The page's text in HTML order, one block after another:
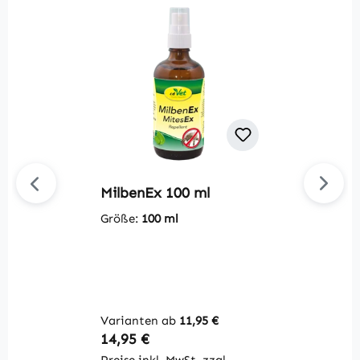
MilbenEx 100 ml
Größe: 100 ml
Varianten ab 11,95 €
Regulärer Preis:
14,95 €